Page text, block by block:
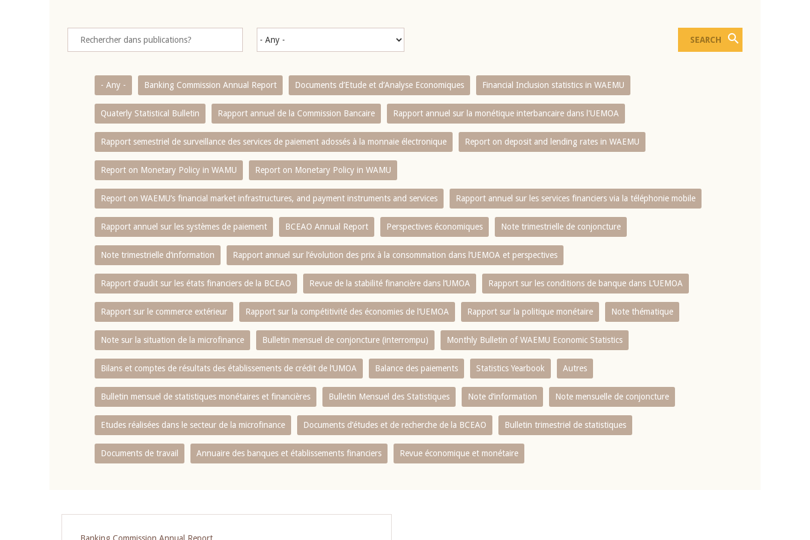
- Any - Banking Commission Annual Report Documents d’Etude et d’Analyse Economiques Financial Inclusion statistics in WAEMU
Quaterly Statistical Bulletin Rapport annuel de la Commission Bancaire Rapport annuel sur la monétique interbancaire dans l'UEMOA
Rapport semestriel de surveillance des services de paiement adossés à la monnaie électronique Report on deposit and lending rates in WAEMU
Report on Monetary Policy in WAMU Report on Monetary Policy in WAMU
Report on WAEMU’s financial market infrastructures, and payment instruments and services Rapport annuel sur les services financiers via la téléphonie mobile
Rapport annuel sur les systèmes de paiement BCEAO Annual Report Perspectives économiques Note trimestrielle de conjoncture
Note trimestrielle d‘information Rapport annuel sur l‘évolution des prix à la consommation dans l‘UEMOA et perspectives
Rapport d‘audit sur les états financiers de la BCEAO Revue de la stabilité financière dans l‘UMOA Rapport sur les conditions de banque dans L‘UEMOA
Rapport sur le commerce extérieur Rapport sur la compétitivité des économies de l‘UEMOA Rapport sur la politique monétaire Note thématique
Note sur la situation de la microfinance Bulletin mensuel de conjoncture (interrompu) Monthly Bulletin of WAEMU Economic Statistics
Bilans et comptes de résultats des établissements de crédit de l‘UMOA Balance des paiements Statistics Yearbook Autres
Bulletin mensuel de statistiques monétaires et financières Bulletin Mensuel des Statistiques Note d’information Note mensuelle de conjoncture
Etudes réalisées dans le secteur de la microfinance Documents d’études et de recherche de la BCEAO Bulletin trimestriel de statistiques
Documents de travail Annuaire des banques et établissements financiers Revue économique et monétaire